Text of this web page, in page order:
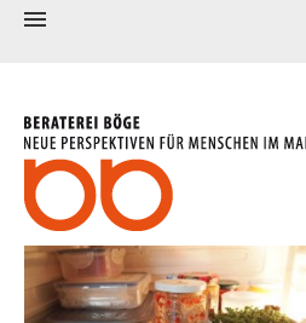
ANGEBOT
WERKZEUGKISTE
REFERENZEN
BLOG